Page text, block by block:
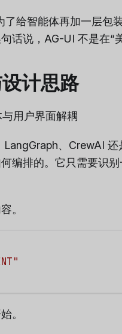
给智能体再加一层包
话说，AG-UI 不是在“
计思路
用户界面解耦
、CrewAI
编排的。它只需要识
。
。